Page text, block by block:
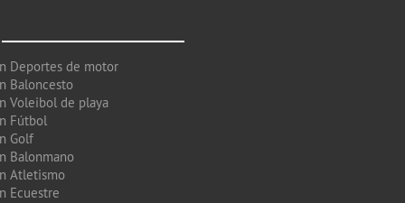
Deportes de motor
Baloncesto
Voleibol de playa
Fútbol
Golf
Balonmano
Atletismo
Ecuestre